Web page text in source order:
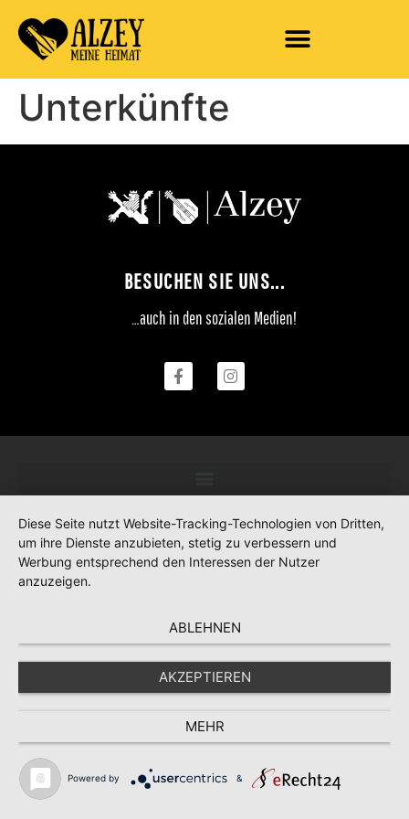
Unterkünfte
BESUCHEN SIE UNS...
…auch in den sozialen Medien!
Diese Seite nutzt Website-Tracking-Technologien von Dritten,
um ihre Dienste anzubieten, stetig zu verbessern und
Werbung entsprechend den Interessen der Nutzer
anzuzeigen.
ABLEHNEN
AKZEPTIEREN
MEHR
Powered by &